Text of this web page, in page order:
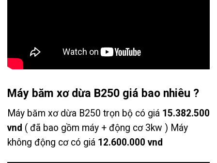
Máy băm xơ dừa B250 giá bao nhiêu ?
Máy băm xơ dừa B250 trọn bộ có giá 15.382.500
vnd ( đã bao gồm máy + động cơ 3kw ) Máy
không động cơ có giá 12.600.000 vnd